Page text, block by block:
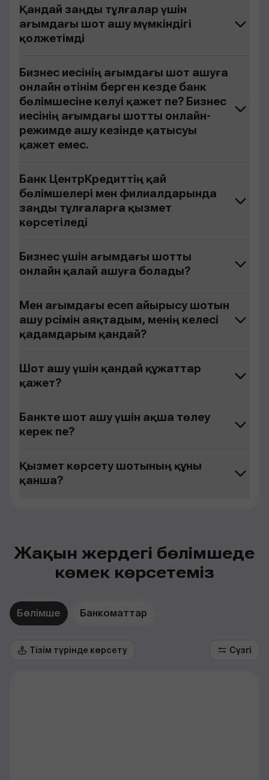
Қандай заңды тұлғалар үшін
ағымдағы шот ашу мүмкіндігі
қолжетімді
Бизнес иесінің ағымдағы шот ашуға
онлайн өтінім берген кезде банк
бөлімшесіне келуі қажет пе? Бизнес
иесінің ағымдағы шотты онлайн-
режимде ашу кезінде қатысуы
қажет емес.
Банк ЦентрКредиттің қай
бөлімшелері мен филиалдарында
заңды тұлғаларға қызмет
көрсетіледі
Бизнес үшін ағымдағы шотты
онлайн қалай ашуға болады?
Мен ағымдағы есеп айырысу шотын
ашу рәсімін аяқтадым, менің келесі
қадамдарым қандай?
Шот ашу үшін қандай құжаттар
қажет?
Банкте шот ашу үшін ақша төлеу
керек пе?
Қызмет көрсету шотының құны
қанша?
Жақын жердегі бөлімшеде
көмек көрсетеміз
Бөлімше Банкоматтар
Тізім түрінде көрсету Сүзгі